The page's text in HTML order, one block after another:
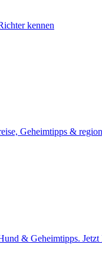
kennen
Geheimtipps &
& Geheimtipps. Jetzt